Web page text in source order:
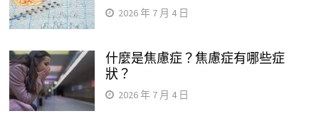
2026 年 7 月 4 日
什麼是焦慮症？焦慮症有哪些症
狀？
2026 年 7 月 4 日